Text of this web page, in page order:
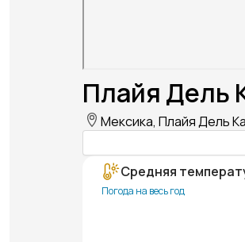
Плайя Дель
Мексика, Плайя Дель
Средняя
Погода на весь год